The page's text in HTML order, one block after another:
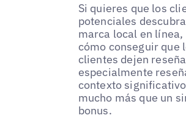
Si quieres que los
potenciales
marca local en línea,
cómo conseguir que
clientes dejen
especialmente
contexto
mucho más que un
bonus.